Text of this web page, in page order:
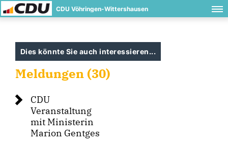
CDU Vöhringen-Wittershausen
Dies könnte Sie auch interessieren...
Meldungen (30)
CDU
Veranstaltung
mit Ministerin
Marion Gentges